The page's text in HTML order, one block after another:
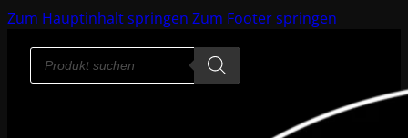
Zum Hauptinhalt springen Zum Footer springen
Products
search